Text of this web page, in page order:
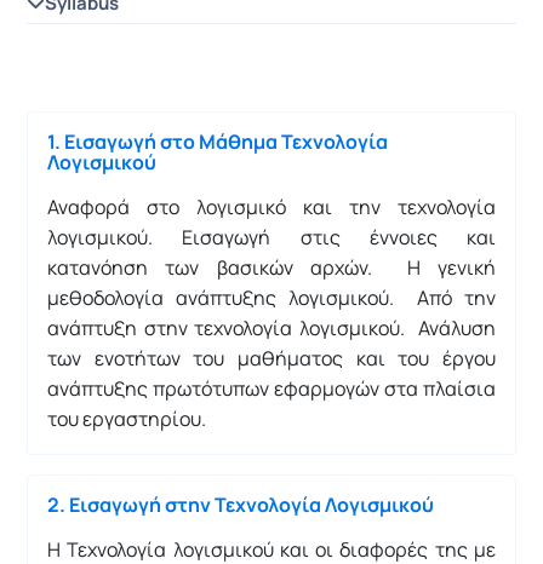
1. Εισαγωγή στο Μάθημα Τεχνολογία
Λογισμικού
Αναφορά στο λογισμικό και την τεχνολογία
λογισμικού. Εισαγωγή στις έννοιες και
κατανόηση των βασικών αρχών. H γενική
μεθοδολογία ανάπτυξης λογισμικού. Από την
ανάπτυξη στην τεχνολογία λογισμικού. Ανάλυση
των ενοτήτων του μαθήματος και του έργου
ανάπτυξης πρωτότυπων εφαρμογών στα πλαίσια
του εργαστηρίου.
2. Εισαγωγή στην Τεχνολογία Λογισμικού
Η Τεχνολογία λογισμικού και οι διαφορές της με